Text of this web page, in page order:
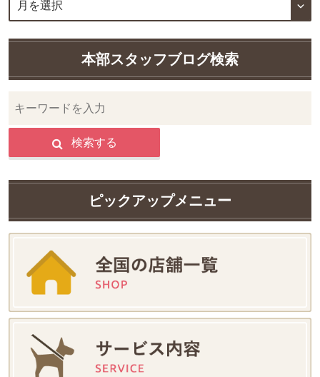
本部スタッフブログ検索
検索する
ピックアップメニュー